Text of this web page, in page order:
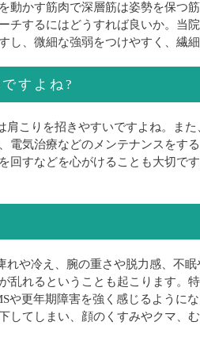
動かす筋肉で深層筋は姿勢を保つ
するにはどうすれば良いか。当
、微細な強弱をつけやすく、繊細
すよね?
こりを招きやすいですよね。ま
電気治療などのメンテナンスをす
すなどを心がけることも大切で
や冷え、腕の重さや脱力感、不
れるということも起こります。
や更年期障害を強く感じるように
してしまい、顔のくすみやクマ、